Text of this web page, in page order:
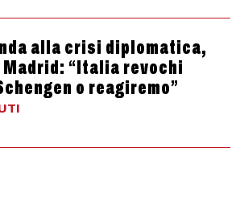
alla crisi diplomatica,
“Italia revochi
o reagiremo”